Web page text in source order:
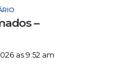
–
as 9:52 am